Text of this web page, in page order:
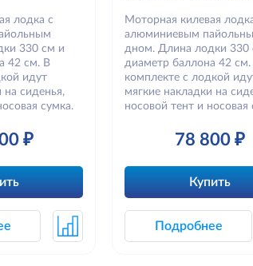
лодка с
330 см и
42 см. В
идут
на сиденья,
сумка.
₽
Моторная килевая
алюминиевым
дном. Длина лодки 330
диаметр баллона 42
комплекте с лодкой
мягкие накладки на
носовой тент и носовая
78 800 ₽
Купить
Подробнее